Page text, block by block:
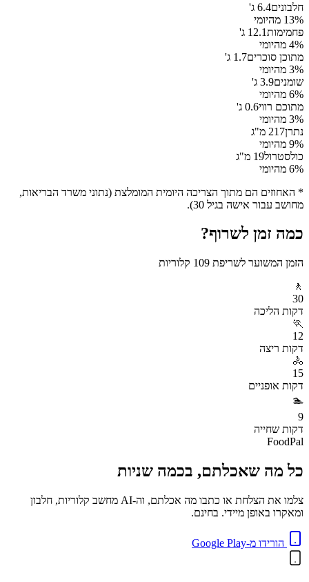
חלבונים6.4 ג'
13% מהיומי
פחמימות12.1 ג'
4% מהיומי
מתוכן סוכרים1.7 ג'
3% מהיומי
שומנים3.9 ג'
6% מהיומי
מתוכם רווי0.6 ג'
3% מהיומי
נתרן217 מ"ג
9% מהיומי
כולסטרול19 מ"ג
6% מהיומי
* האחוזים הם מתוך הצריכה היומית המומלצת (נתוני משרד הבריאות,
מחושב עבור אישה בגיל 30).
כמה זמן לשרוף?
הזמן המשוער לשריפת 109 קלוריות
🚶
30
דקות הליכה
🏃
12
דקות ריצה
🚴
15
דקות אופניים
🏊
9
דקות שחייה
FoodPal
כל מה שאכלתם, בכמה שניות
צלמו את הצלחת או כתבו מה אכלתם, וה-AI מחשב קלוריות, חלבון
ומאקרו באופן מיידי. בחינם.
הורידו מ-Google Play